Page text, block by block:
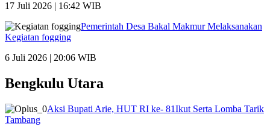
17 Juli 2026 | 16:42 WIB
Pemerintah Desa Bakal Makmur Melaksanakan
Kegiatan fogging
6 Juli 2026 | 20:06 WIB
Bengkulu Utara
Aksi Bupati Arie, HUT RI ke- 81Ikut Serta Lomba Tarik
Tambang